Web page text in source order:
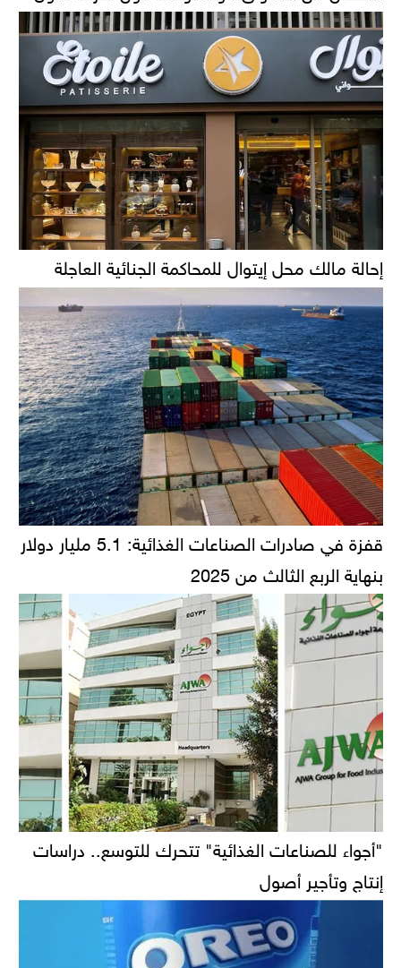
إحالة مالك محل إيتوال للمحاكمة الجنائية العاجلة
قفزة في صادرات الصناعات الغذائية: 5.1 مليار دولار
بنهاية الربع الثالث من 2025
"أجواء للصناعات الغذائية" تتحرك للتوسع.. دراسات
إنتاج وتأجير أصول